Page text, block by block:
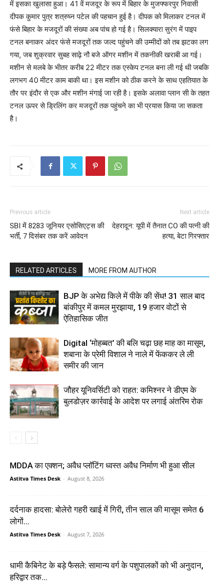
में इसका खुलासा हुआ। 41 वें मजदूर के रूप में बिहार के मुजफ्फरपुर निवासी
दीपक कुमार पुत्र शत्रुघ्न पटेल की पहचान हुई है। दीपक को मिलाकर टनल में
फंसे बिहार के मजदूरों की संख्या अब पांच हो गई है। सिलक्यारा सुरंग में पाइप
टनल बनाकर अंदर फंसे मजदूरों तक जल्द पहुंचने की उम्मीदों को तब झटका लग
गया, जब शुक्रवार सुबह साढ़े नौ बजे ऑगर मशीन में तकनीकी खराबी आ गई।
मशीन से मलबे के भीतर करीब 22 मीटर तक एस्केप टनल बना ली गई थी जबकि
लगभग 40 मीटर काम बाकी था। इस मशीन को ठीक करने के साथ एहतियात के
तौर पर इंदौर से एक और मशीन मंगाई जा रही है। इसके अलावा प्लान सी के तहत
टनल ऊपर से ड्रिलिंग कर मजदूरों तक पहुंचने का भी प्रयास किया जा सकता
है।
Previous article
SBI में 8283 जूनियर एसोसिएट्स की
भर्ती, 7 दिसंबर तक करें आवेदन
Next article
देहरादून: यूपी में तैनात CO की पत्नी की
हत्या, बेटा गिरफ्तार
RELATED ARTICLES MORE FROM AUTHOR
BJP के अभेद्य किले में पीके की सेंध! 31 साल बाद
बांकीपुर में कमल मुरझाया, 19 हजार वोटों से
ऐतिहासिक जीत
Digital ‘मोहब्बत’ की बलि चढ़ा छह माह का मासूम,
शबाना के प्रेमी विशाल ने नाले में फेंककर ले ली
समीर की जान
जौहर यूनिवर्सिटी को राहत: कमिश्नर ने डीएम के
बुलडोज़र कार्रवाई के आदेश पर लगाई अंतरिम रोक
MDDA का एक्शन; अवैध प्लॉटिंग ध्वस्त अवैध निर्माण भी हुआ सील
Astitva Times Desk - August 8, 2026
दर्दनाक हादसा: बोलेरो गहरी खाई में गिरी, तीन साल की मासूम समेत 6
लोगों...
Astitva Times Desk - August 7, 2026
धामी कैबिनेट के बड़े फैसले: सामान्य वर्ग के पशुपालकों को भी अनुदान,
हरिद्वार तक...